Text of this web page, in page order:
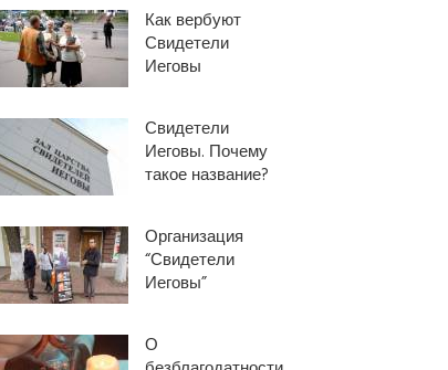
Как вербуют
Свидетели
Иеговы
Свидетели
Иеговы. Почему
такое название?
Организация
“Свидетели
Иеговы”
О